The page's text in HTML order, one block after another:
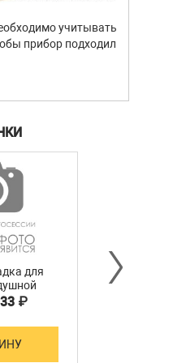
учитывать
прибор подходил
для
₽